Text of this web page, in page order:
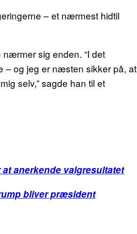
– et nærmest hidtil
sig enden. “I det
– og jeg er næsten sikker på, at
selv,” sagde han til et
anerkende valgresultatet
bliver præsident